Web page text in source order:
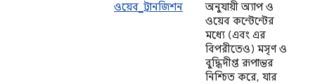
ওয়েব_ট্রানজিশন
অনুযায়ী অ্যাপ ও
ওয়েব কন্টেন্টের
মধ্যে (এবং এর
বিপরীতেও) মসৃণ ও
বুদ্ধিদীপ্ত রূপান্তর
নিশ্চিত করে, যার